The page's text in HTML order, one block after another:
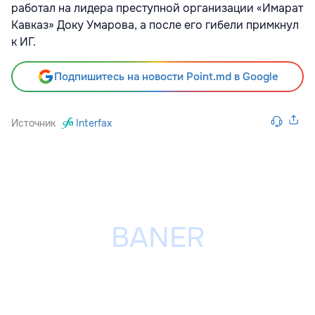
работал на лидера преступной организации «Имарат
Кавказ» Доку Умарова, а после его гибели примкнул
к ИГ.
Подпишитесь на новости Point.md в Google
Источник Interfax